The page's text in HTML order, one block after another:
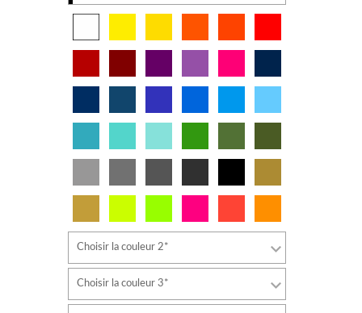
Choisir la couleur 2*
Choisir la couleur 3*